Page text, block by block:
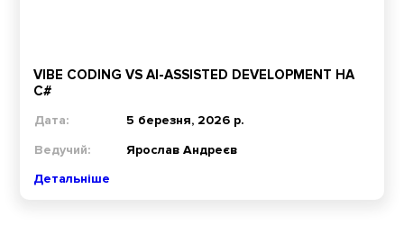
VIBE CODING VS AI-ASSISTED DEVELOPMENT НА
C#
Дата:
5 березня, 2026 р.
Ведучий:
Ярослав Андреєв
Детальніше